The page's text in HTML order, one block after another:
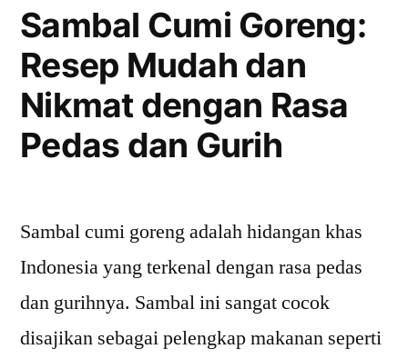
Sambal Cumi Goreng:
Resep Mudah dan
Nikmat dengan Rasa
Pedas dan Gurih
Sambal cumi goreng adalah hidangan khas
Indonesia yang terkenal dengan rasa pedas
dan gurihnya. Sambal ini sangat cocok
disajikan sebagai pelengkap makanan seperti